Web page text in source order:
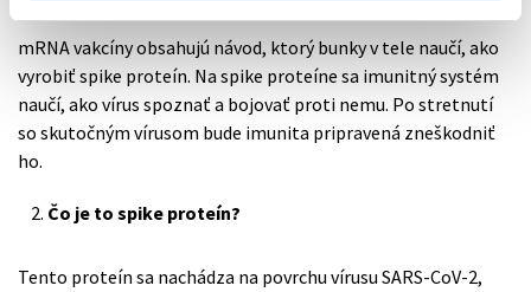
mRNA vakcíny obsahujú návod, ktorý bunky v tele naučí, ako
vyrobiť spike proteín. Na spike proteíne sa imunitný systém
naučí, ako vírus spoznať a bojovať proti nemu. Po stretnutí
so skutočným vírusom bude imunita pripravená zneškodniť
ho.
Čo je to spike proteín?
Tento proteín sa nachádza na povrchu vírusu SARS-CoV-2,